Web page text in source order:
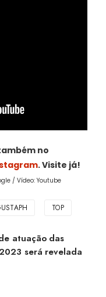
no
. Visite já!
/ Vídeo: Youtube
TOP
atuação das
será revelada